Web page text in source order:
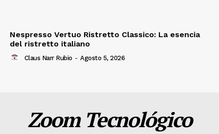
Nespresso Vertuo Ristretto Classico: La esencia
del ristretto italiano
Claus Narr Rubio - Agosto 5, 2026
Zoom Tecnológico